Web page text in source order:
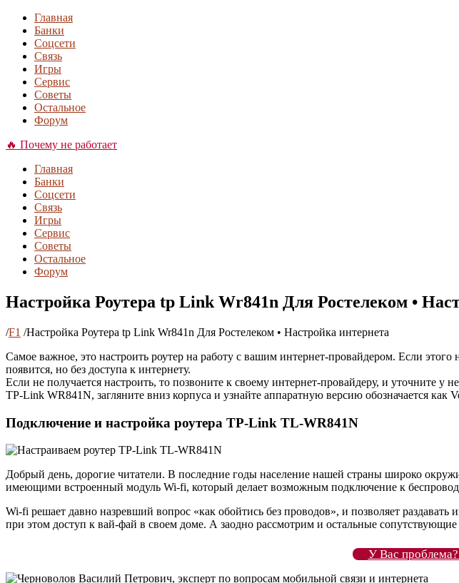
Главная
Банки
Соцсети
Связь
Игры
Сервис
Советы
Остальное
Форум
🔥 Почему не работает
Главная
Банки
Соцсети
Связь
Игры
Сервис
Советы
Остальное
Форум
Настройка Роутера tp Link Wr841n Для Ростелеком •
/F1 /Настройка Роутера tp Link Wr841n Для Ростелеком • Настройка интернета
Самое важное, это настроить роутер на работу с вашим интернет-провайдером. Если этого
появится, но без доступа к интернету.
Если не получается настроить, то позвоните к своему интернет-провайдеру, и уточните
TP-Link WR841N, загляните вниз корпуса и узнайте аппаратную версию обозначается как
Подключение и настройка роутера TP-Link TL-WR841N
Добрый день, дорогие читатели. В последние годы население нашей страны широко
имеющими встроенный модуль Wi-fi, который делает возможным подключение к
Wi-fi решает давно назревший вопрос «как обойтись без проводов», и позволяет
при этом доступ к вай-фай в своем доме. А заодно рассмотрим и остальные
У Вас проблема?